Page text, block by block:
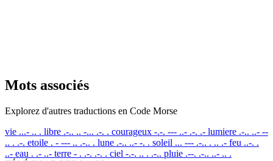
Mots associés
Explorez d'autres traductions en Code Morse
vie ...- .. . libre .-.. .. -... .-. . courageux -.-. --- ..- .-. .- lumiere .-.. ..- --
.. . .-. etoile . - --- .. .-.. . lune .-.. ..- -. . soleil ... --- .-.. . .. .- feu ..-. .
..- eau . .- ..- terre - . .-. .-. . ciel -.-. .. . .-.. pluie .--. .-.. ..- .. .